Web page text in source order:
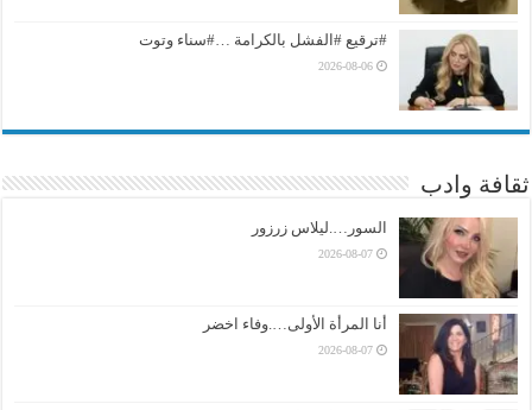
#ترقيع #الفشل بالكرامة …#سناء وتوت
2026-08-06
ثقافة وادب
السور….ليلاس زرزور
2026-08-07
أنا المرأة الأولى….وفاء اخضر
2026-08-07